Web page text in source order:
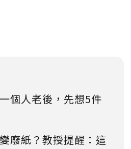
個人老後，先想5件
廢紙？教授提醒：這